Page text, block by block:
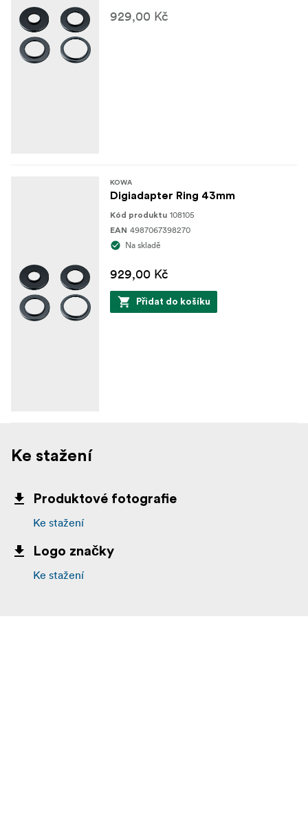
929,00 Kč
KOWA
Digiadapter Ring 43mm
Kód produktu 108105
EAN 4987067398270
Na skladě
929,00 Kč
Přidat do košíku
Ke stažení
Produktové fotografie
Ke stažení
Logo značky
Ke stažení